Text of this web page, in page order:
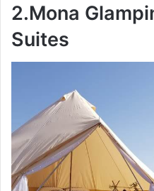
2.Mona
Suites